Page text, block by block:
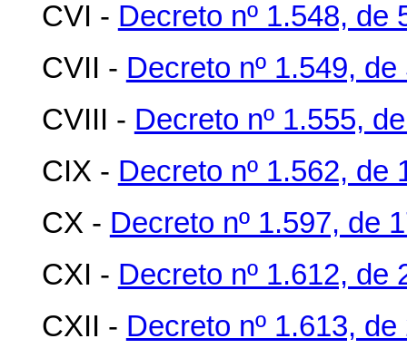
CVI - Decreto nº 1.548, de
CVII - Decreto nº 1.549,
CVIII - Decreto nº 1.555,
CIX - Decreto nº 1.562, de
CX - Decreto nº 1.597, de
CXI - Decreto nº 1.612, de
CXII - Decreto nº 1.613,